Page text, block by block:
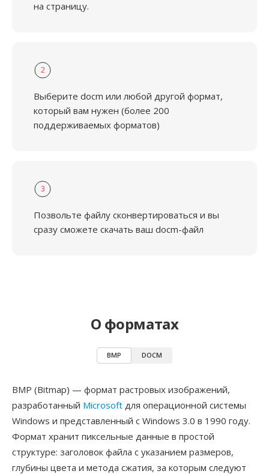
на страницу.
2
Выберите docm или любой другой формат,
который вам нужен (более 200
поддерживаемых форматов)
3
Позвольте файлу сконвертироваться и вы
сразу сможете скачать ваш docm-файл
О форматах
BMP DOCM
BMP (Bitmap) — формат растровых изображений,
разработанный Microsoft для операционной системы
Windows и представленный с Windows 3.0 в 1990 году.
Формат хранит пиксельные данные в простой
структуре: заголовок файла с указанием размеров,
глубины цвета и метода сжатия, за которым следуют